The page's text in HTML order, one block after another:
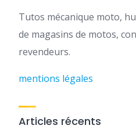
Tutos mécanique moto,
de magasins de motos,
revendeurs.
mentions légales
Articles récents